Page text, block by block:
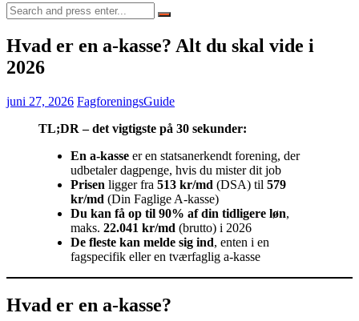
Search
for:
Hvad er en a-kasse? Alt du skal vide i
2026
juni 27, 2026 FagforeningsGuide
TL;DR – det vigtigste på 30 sekunder:
En a-kasse er en statsanerkendt forening, der
udbetaler dagpenge, hvis du mister dit job
Prisen ligger fra 513 kr/md (DSA) til 579
kr/md (Din Faglige A-kasse)
Du kan få op til 90% af din tidligere løn,
maks. 22.041 kr/md (brutto) i 2026
De fleste kan melde sig ind, enten i en
fagspecifik eller en tværfaglig a-kasse
Hvad er en a-kasse?